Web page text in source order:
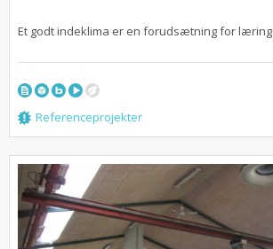
Et godt indeklima er en forudsætning for læring
Referenceprojekter